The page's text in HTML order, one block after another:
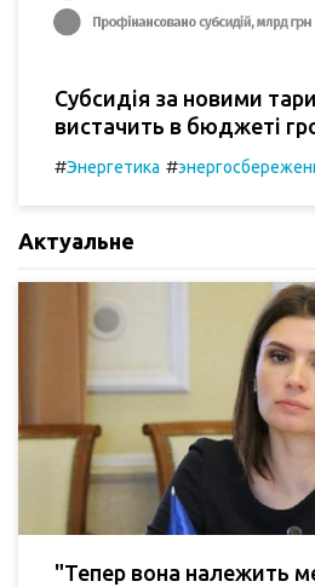
Субсидія за новими
вистачить в бюджеті
#Энергетика #
Актуальне
"Тепер вона належить